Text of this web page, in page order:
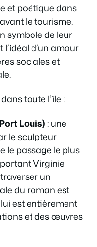
et poétique dans
le tourisme.
symbole de leur
d’un amour
sociales et
toute l’île :
Louis) : une
le sculpteur
le passage le plus
Virginie
un
du roman est
est entièrement
et des œuvres